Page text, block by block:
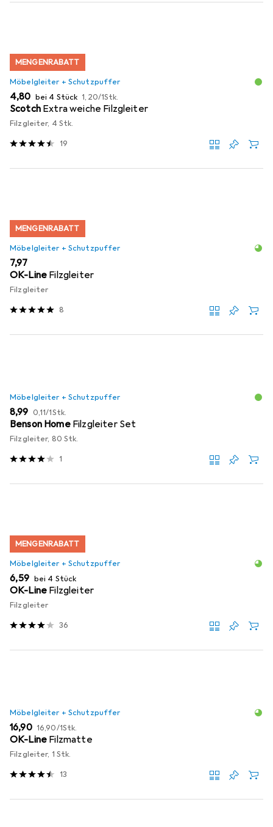
MENGENRABATT
Möbelgleiter + Schutzpuffer
EUR
4,80 bei 4 Stück EUR
1,20/1Stk.
Scotch Extra weiche Filzgleiter
Filzgleiter, 4 Stk.
19
MENGENRABATT
Möbelgleiter + Schutzpuffer
EUR
7,97
OK-Line Filzgleiter
Filzgleiter
8
Möbelgleiter + Schutzpuffer
EUR
8,99 EUR
0,11/1Stk.
Benson Home Filzgleiter Set
Filzgleiter, 80 Stk.
1
MENGENRABATT
Möbelgleiter + Schutzpuffer
EUR
6,59 bei 4 Stück
OK-Line Filzgleiter
Filzgleiter
36
Möbelgleiter + Schutzpuffer
EUR
16,90 EUR
16,90/1Stk.
OK-Line Filzmatte
Filzgleiter, 1 Stk.
13